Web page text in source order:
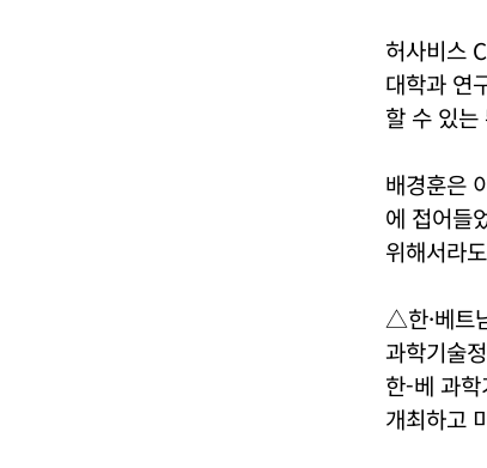
허사비스
대학과 연
할 수 있는
배경훈은
에 접어들
위해서라
△한·베트
과학기술
한-베 과
개최하고